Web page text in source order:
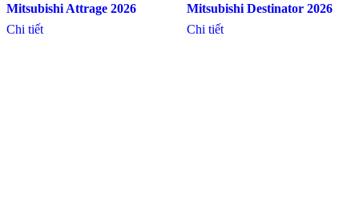
Mitsubishi Attrage 2026
Chi tiết
Mitsubishi Destinator 2026
Chi tiết